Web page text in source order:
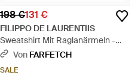
198 €131 €
FILIPPO DE LAURENTIIS
Sweatshirt Mit Raglanärmeln -
BlauVon FARFETCH
SALE